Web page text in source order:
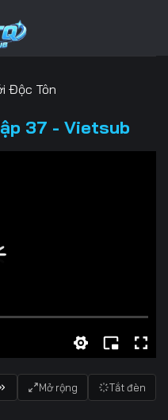
Độc Tôn
37 - Vietsub
Mở rộng Tắt đèn